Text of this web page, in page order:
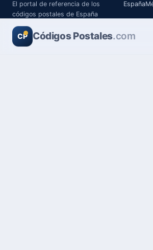
El portal de referencia de los
códigos postales de España
España
CP Códigos Postales.com